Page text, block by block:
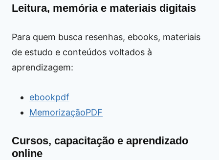
Leitura, memória e materiais digitais
Para quem busca resenhas, ebooks, materiais
de estudo e conteúdos voltados à
aprendizagem:
ebookpdf
MemorizaçãoPDF
Cursos, capacitação e aprendizado
online